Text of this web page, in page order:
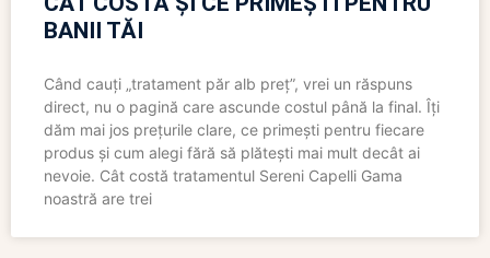
BANII TĂI
Când cauți „tratament păr alb preț”, vrei un răspuns
direct, nu o pagină care ascunde costul până la final. Îți
dăm mai jos prețurile clare, ce primești pentru fiecare
produs și cum alegi fără să plătești mai mult decât ai
nevoie. Cât costă tratamentul Sereni Capelli Gama
noastră are trei